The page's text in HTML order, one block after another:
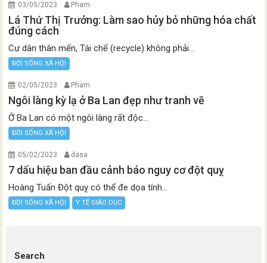
03/05/2023 Pham
Lá Thứ Thị Trưởng: Làm sao hủy bỏ những hóa chất
đúng cách
Cư dân thân mến, Tái chế (recycle) không phải...
ĐỜI SỐNG XÃ HỘI
02/05/2023 Pham
Ngôi làng kỳ lạ ở Ba Lan đẹp như tranh vẽ
Ở Ba Lan có một ngôi làng rất độc...
ĐỜI SỐNG XÃ HỘI
05/02/2023 dasa
7 dấu hiệu ban đầu cảnh báo nguy cơ đột quỵ
Hoàng Tuấn Đột quỵ có thể đe dọa tính...
ĐỜI SỐNG XÃ HỘI Y TẾ GIÁO DỤC
Search